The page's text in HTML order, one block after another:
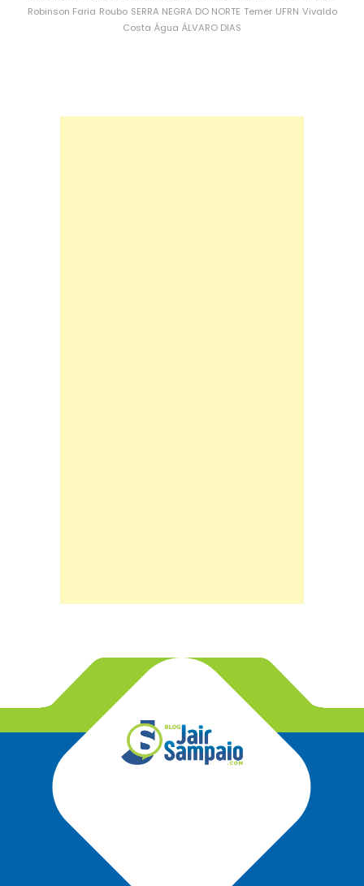
Robinson Faria Roubo SERRA NEGRA DO NORTE Temer UFRN Vivaldo
Costa Água ÁLVARO DIAS